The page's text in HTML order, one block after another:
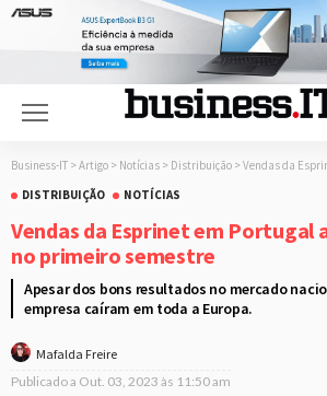
Business-IT > Artigo > Notícias > Distribuição > Vendas da Esprinet em
DISTRIBUIÇÃO
NOTÍCIAS
Vendas da Esprinet em Portugal
no primeiro semestre
Apesar dos bons resultados no mercado
empresa caíram em toda a Europa.
Mafalda Freire
Publicado a Out. 03, 2023 às 11:50 am